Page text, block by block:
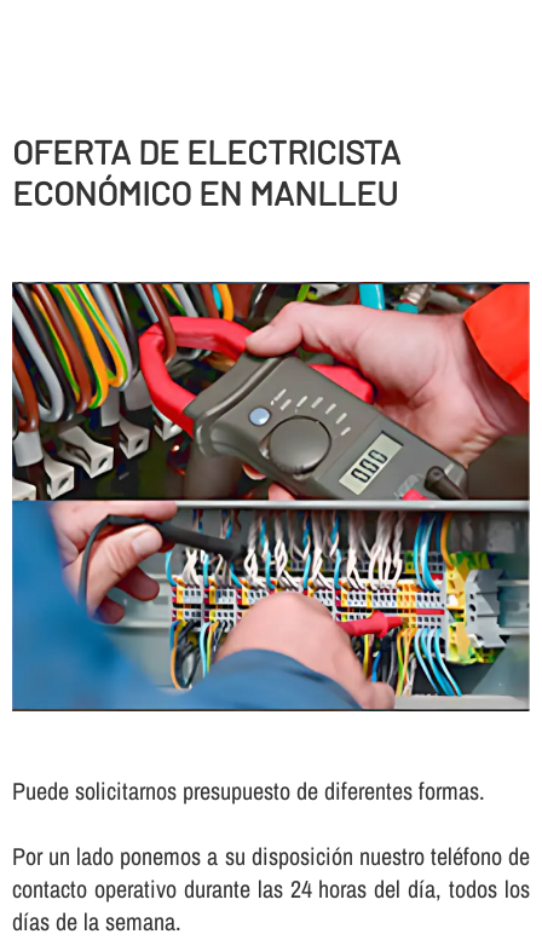
OFERTA DE ELECTRICISTA
ECONÓMICO EN MANLLEU
Puede solicitarnos presupuesto de diferentes formas.
Por un lado ponemos a su disposición nuestro teléfono de
contacto operativo durante las 24 horas del dí­a, todos los
dí­as de la semana.